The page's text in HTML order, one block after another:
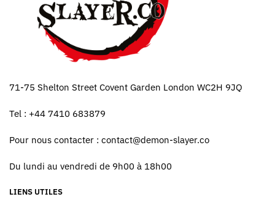
71-75 Shelton Street Covent Garden London WC2H 9JQ
Tel : +44 7410 683879
Pour nous contacter : contact@demon-slayer.co
Du lundi au vendredi de 9h00 à 18h00
LIENS UTILES